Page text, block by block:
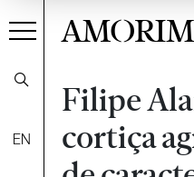
EN
AMORIM
Filipe
cortiça